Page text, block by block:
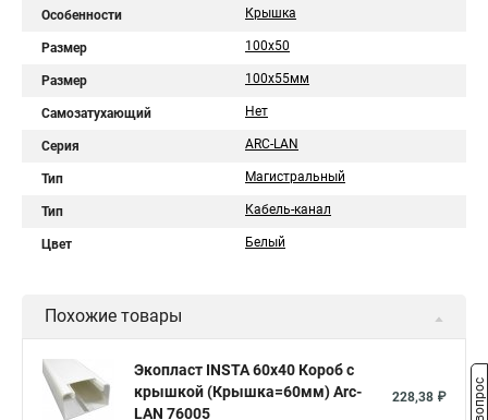
Особенности Крышка
Размер 100х50
Размер 100х55мм
Самозатухающий Нет
Серия ARC-LAN
Тип Магистральный
Тип Кабель-канал
Цвет Белый
Похожие товары
Экопласт INSTA 60х40 Короб с
крышкой (Крышка=60мм) Arc-
LAN 76005
228,38 ₽